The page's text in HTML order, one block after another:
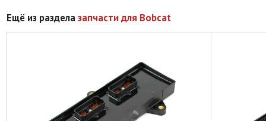
Ещё из разделазапчасти для Bobcat